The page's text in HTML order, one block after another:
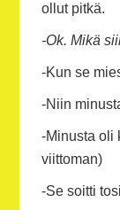
ollut pitkä.
-Ok. Mikä
-Kun se
-Niin
-Minusta oli
viittoman)
-Se soitti